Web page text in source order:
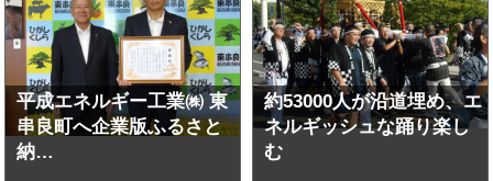
平成エネルギー工業㈱ 東
串良町へ企業版ふるさと
納…
約53000人が沿道埋め、エ
ネルギッシュな踊り楽し
む